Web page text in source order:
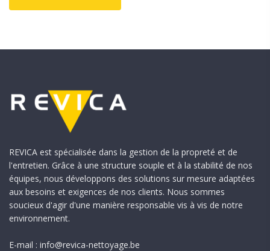
REVICA est spécialisée dans la gestion de la propreté et de
l'entretien. Grâce à une structure souple et à la stabilité de nos
équipes, nous développons des solutions sur mesure adaptées
aux besoins et exigences de nos clients. Nous sommes
soucieux d'agir d'une manière responsable vis à vis de notre
environnement.
E-mail : info@revica-nettoyage.be